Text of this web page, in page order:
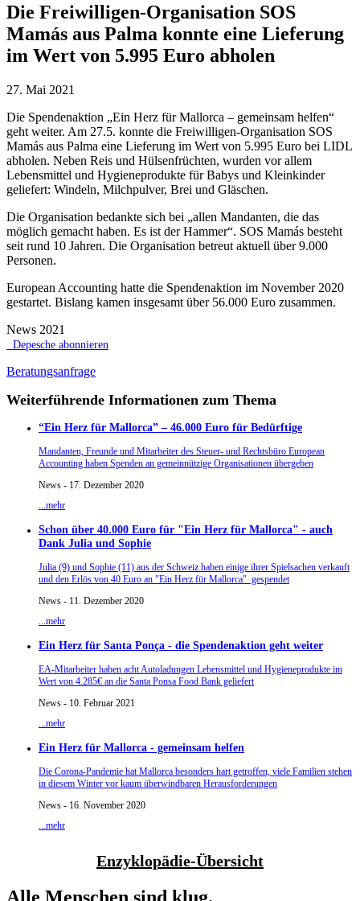
Die Freiwilligen-Organisation SOS
Mamás aus Palma konnte eine Lieferung
im Wert von 5.995 Euro abholen
27. Mai 2021
Die Spendenaktion „Ein Herz für Mallorca – gemeinsam helfen“
geht weiter. Am 27.5. konnte die Freiwilligen-Organisation SOS
Mamás aus Palma eine Lieferung im Wert von 5.995 Euro bei LIDL
abholen. Neben Reis und Hülsenfrüchten, wurden vor allem
Lebensmittel und Hygieneprodukte für Babys und Kleinkinder
geliefert: Windeln, Milchpulver, Brei und Gläschen.
Die Organisation bedankte sich bei „allen Mandanten, die das
möglich gemacht haben. Es ist der Hammer“. SOS Mamás besteht
seit rund 10 Jahren. Die Organisation betreut aktuell über 9.000
Personen.
European Accounting hatte die Spendenaktion im November 2020
gestartet. Bislang kamen insgesamt über 56.000 Euro zusammen.
News 2021
Depesche abonnieren
Beratungsanfrage
Weiterführende Informationen zum Thema
“Ein Herz für Mallorca” – 46.000 Euro für Bedürftige
Mandanten, Freunde und Mitarbeiter des Steuer- und Rechtsbüro European
Accounting haben Spenden an gemeinnützige Organisationen übergeben
News - 17. Dezember 2020
...mehr
Schon über 40.000 Euro für "Ein Herz für Mallorca" - auch
Dank Julia und Sophie
Julia (9) und Sophie (11) aus der Schweiz haben einige ihrer Spielsachen verkauft
und den Erlös von 40 Euro an "Ein Herz für Mallorca" gespendet
News - 11. Dezember 2020
...mehr
Ein Herz für Santa Ponça - die Spendenaktion geht weiter
EA-Mitarbeiter haben acht Autoladungen Lebensmittel und Hygieneprodukte im
Wert von 4.285€ an die Santa Ponsa Food Bank geliefert
News - 10. Februar 2021
...mehr
Ein Herz für Mallorca - gemeinsam helfen
Die Corona-Pandemie hat Mallorca besonders hart getroffen, viele Familien stehen
in diesem Winter vor kaum überwindbaren Herausforderungen
News - 16. November 2020
...mehr
Enzyklopädie-Übersicht